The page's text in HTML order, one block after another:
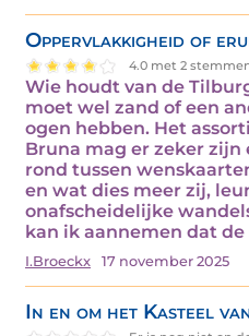
Oppervlakkigheid of
4.0 met 2
Wie houdt van de
moet wel zand of een
ogen hebben. Het
Bruna mag er zeker
rond tussen
en wat dies meer zij,
onafscheidelijke
kan ik aannemen dat
I.Broeckx 17 november 2025
In en om het Kasteel